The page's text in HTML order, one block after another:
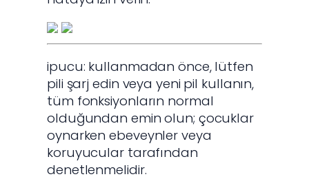
ipucu: kullanmadan önce, lütfen
pili şarj edin veya yeni pil kullanın,
tüm fonksiyonların normal
olduğundan emin olun; çocuklar
oynarken ebeveynler veya
koruyucular tarafından
denetlenmelidir.